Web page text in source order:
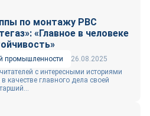
по монтажу РВС
«Главное в человеке
промышленности
26.08.2025
с интересными историями
качестве главного дела своей